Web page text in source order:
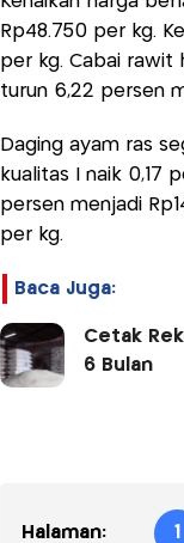
Rp48.750 per kg.
per kg. Cabai rawit
turun 6,22 persen
Daging ayam ras
kualitas I naik 0,17
persen menjadi
per kg.
Baca Juga:
Cetak
6 Bulan
Halaman: 1